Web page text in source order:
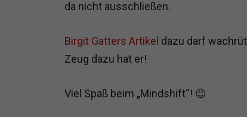
da nicht ausschließen.
Birgit Gatters Artikel dazu darf
Zeug dazu hat er!
Viel Spaß beim „Mindshift“! 😉